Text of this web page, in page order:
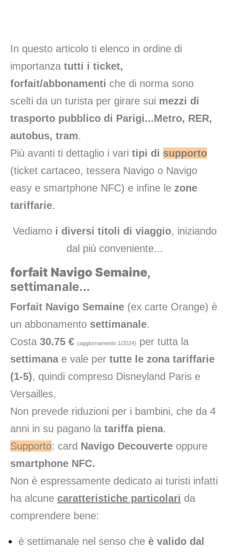
In questo articolo ti elenco in ordine di
importanza tutti i ticket,
forfait/abbonamenti che di norma sono
scelti da un turista per girare sui mezzi di
trasporto pubblico di Parigi...Metro, RER,
autobus, tram.
Più avanti ti dettaglio i vari tipi di supporto
(ticket cartaceo, tessera Navigo o Navigo
easy e smartphone NFC) e infine le zone
tariffarie.
Vediamo i diversi titoli di viaggio, iniziando
dal più conveniente...
forfait Navigo Semaine,
settimanale...
Forfait Navigo Semaine (ex carte Orange) è
un abbonamento settimanale.
Costa 30.75 € (aggiornamento 1/2024)
per tutta la
settimanae vale per tutte le zona tariffarie
(1-5), quindi compreso Disneyland Paris e
Versailles.
Non prevede riduzioni per i bambini, che da 4
anni in su pagano la tariffa piena.
Supporto: card Navigo Decouverte oppure
smartphone NFC.
Non è espressamente dedicato ai turisti infatti
ha alcune caratteristiche particolari da
comprendere bene:
è settimanale nel senso che è valido dal